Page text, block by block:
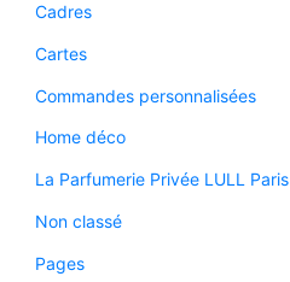
Cadres
Cartes
Commandes personnalisées
Home déco
La Parfumerie Privée LULL Paris
Non classé
Pages